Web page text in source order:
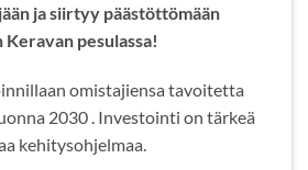
ja siirtyy päästöttömään
pesulassa!
omistajiensa tavoitetta
2030 . Investointi on tärkeä
kehitysohjelmaa.